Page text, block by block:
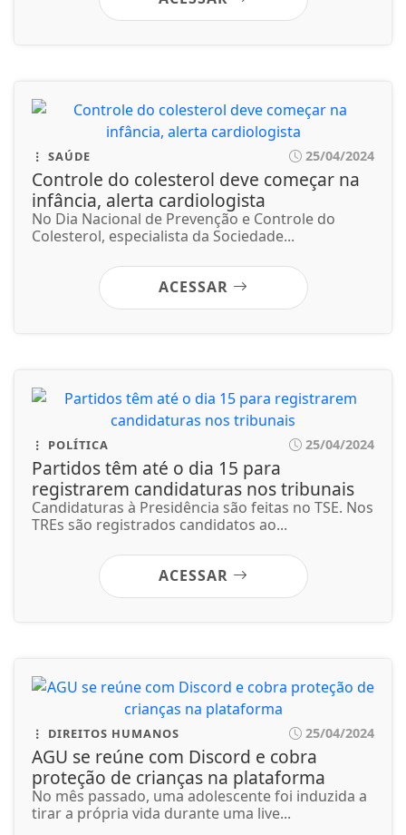
SAÚDE 25/04/2024
Controle do colesterol deve começar na
infância, alerta cardiologista
No Dia Nacional de Prevenção e Controle do
Colesterol, especialista da Sociedade...
ACESSAR
POLÍTICA 25/04/2024
Partidos têm até o dia 15 para
registrarem candidaturas nos tribunais
Candidaturas à Presidência são feitas no TSE. Nos
TREs são registrados candidatos ao...
ACESSAR
DIREITOS HUMANOS 25/04/2024
AGU se reúne com Discord e cobra
proteção de crianças na plataforma
No mês passado, uma adolescente foi induzida a
tirar a própria vida durante uma live...